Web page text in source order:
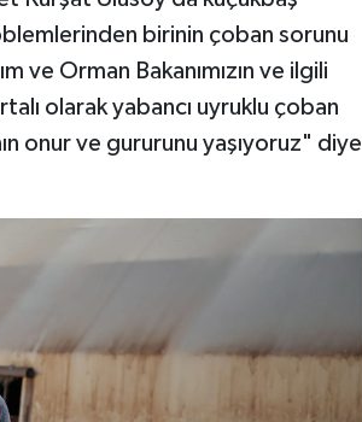
birinin çoban sorunu
ve Orman Bakanımızın ve ilgili
olarak yabancı uyruklu çoban
onur ve gururunu yaşıyoruz" diye